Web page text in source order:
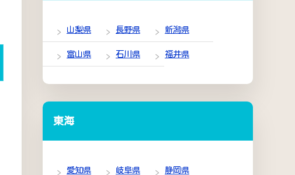
山梨県 長野県 新潟県
富山県 石川県 福井県
東海
愛知県 岐阜県 静岡県